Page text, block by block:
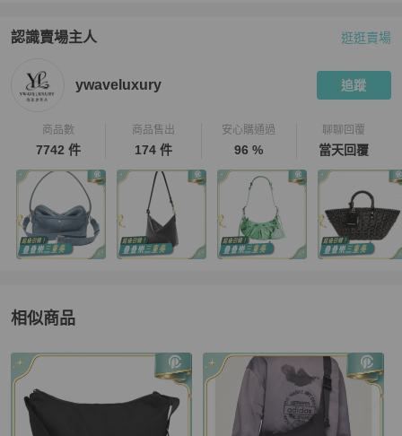
認識賣場主人
PopChill 拍拍圈嚴選賣家
逛逛賣場
ywaveluxury 追蹤
商品數
7742 件
商品售出
174 件
安心購通過
96 %
聊聊回覆
當天回覆
相似商品
更多相似Y-3男包推薦精品